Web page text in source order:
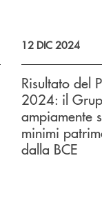
12 DIC 2024
Risultato del
2024: il
ampiamente
minimi
dalla BCE